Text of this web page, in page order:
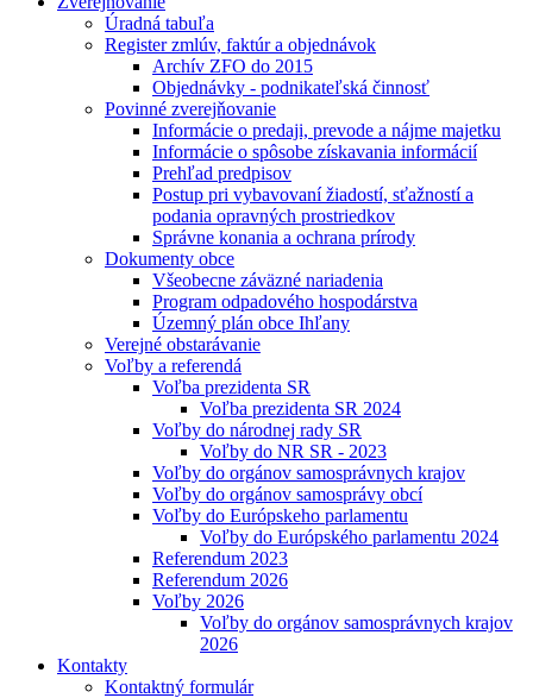
Úradná tabuľa
Register zmlúv, faktúr a objednávok
Archív ZFO do 2015
Objednávky - podnikateľská činnosť
Povinné zverejňovanie
Informácie o predaji, prevode a nájme majetku
Informácie o spôsobe získavania informácií
Prehľad predpisov
Postup pri vybavovaní žiadostí, sťažností a
podania opravných prostriedkov
Správne konania a ochrana prírody
Dokumenty obce
Všeobecne záväzné nariadenia
Program odpadového hospodárstva
Územný plán obce Ihľany
Verejné obstarávanie
Voľby a referendá
Voľba prezidenta SR
Voľba prezidenta SR 2024
Voľby do národnej rady SR
Voľby do NR SR - 2023
Voľby do orgánov samosprávnych krajov
Voľby do orgánov samosprávy obcí
Voľby do Európskeho parlamentu
Voľby do Európského parlamentu 2024
Referendum 2023
Referendum 2026
Voľby 2026
Voľby do orgánov samosprávnych krajov
2026
Kontakty
Kontaktný formulár